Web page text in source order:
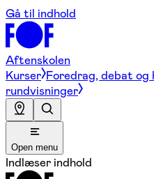
Gå til indhold
Aftenskolen
Kurser Foredrag, debat og
rundvisninger
Open menu
Indlæser indhold